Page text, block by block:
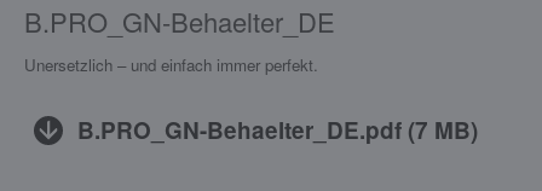
B.PRO_GN-Behaelter_DE
Unersetzlich – und einfach immer perfekt.
B.PRO_GN-Behaelter_DE.pdf (7 MB)